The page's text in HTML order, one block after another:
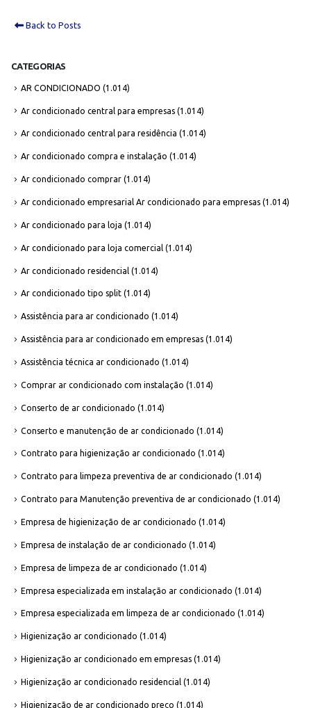
Back to Posts
CATEGORIAS
AR CONDICIONADO (1.014)
Ar condicionado central para empresas (1.014)
Ar condicionado central para residência (1.014)
Ar condicionado compra e instalação (1.014)
Ar condicionado comprar (1.014)
Ar condicionado empresarial Ar condicionado para empresas (1.014)
Ar condicionado para loja (1.014)
Ar condicionado para loja comercial (1.014)
Ar condicionado residencial (1.014)
Ar condicionado tipo split (1.014)
Assistência para ar condicionado (1.014)
Assistência para ar condicionado em empresas (1.014)
Assistência técnica ar condicionado (1.014)
Comprar ar condicionado com instalação (1.014)
Conserto de ar condicionado (1.014)
Conserto e manutenção de ar condicionado (1.014)
Contrato para higienização ar condicionado (1.014)
Contrato para limpeza preventiva de ar condicionado (1.014)
Contrato para Manutenção preventiva de ar condicionado (1.014)
Empresa de higienização de ar condicionado (1.014)
Empresa de instalação de ar condicionado (1.014)
Empresa de limpeza de ar condicionado (1.014)
Empresa especializada em instalação ar condicionado (1.014)
Empresa especializada em limpeza de ar condicionado (1.014)
Higienização ar condicionado (1.014)
Higienização ar condicionado em empresas (1.014)
Higienização ar condicionado residencial (1.014)
Higienização de ar condicionado preço (1.014)